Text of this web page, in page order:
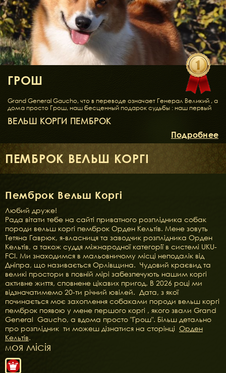
ГРОШ
Grand General Gaucho, что в переводе означает Генерал Великий , а
дома просто Грош, наш бесценный подарок судьбы : наш первый
ВЕЛЬШ КОРГИ ПЕМБРОК
, стержень питомника Орден Кельтов. Сын чемпионки Европы
финского разведения и отца-американца, Грош обладает крепким
корпусом , твердым характером и высоким интеллектом.
Мультичемпион и Интерчемпион- титулы, которые на протяжении
ПОРОДЕ ВЕЛЬШ КОРГИ
. Сейчас находится на пенсии и воспитывает собственных дочерей
Брэнди
Подробнее
ПЕМБРОК ВЕЛЬШ КОРГІ
Пемброк Вельш Коргі
Любий друже!
Рада вітати тебе на сайті приватного розплідника собак
породи вельш коргі пемброк Орден Кельтів. Мене зовуть
Тетяна Гаврюк, я-власниця та заводчик розплідника Орден
Кельтів, а також суддя міжнародної категорії в системі UKU-
FCI. Ми знаходимся в мальовничому місці неподалік від
Дніпра, що називається Орлівщина. Чудовий краєвид та
великі простори в повній мірі забезпечують нашим коргі
активне життя, сповнене цікавих пригод. В 2026 році ми
відзначатимемо 20-ти річний ювілей. Дата, з якої
починається моє захоплення собаками породи вельш коргі
пемброк появою у мене першого коргі , якого звали Grand
General Gaucho, а вдома просто "Грош". Більш детально
про розплідник ти можеш дізнатися на сторінці Орден
Кельтів.
Моя місія